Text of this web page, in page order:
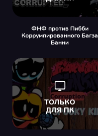
ФНФ против Пибби
Коррумпированного Багза
Банни